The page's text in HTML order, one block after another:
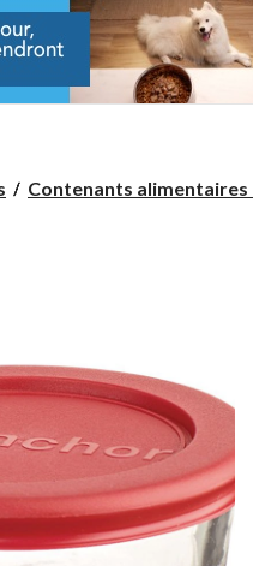
Contenants alimentaires